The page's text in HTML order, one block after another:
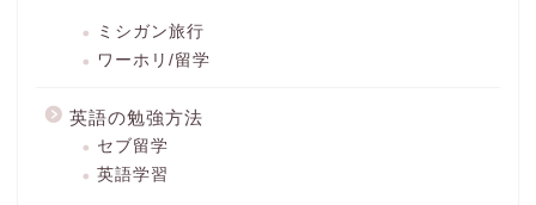
ミシガン旅行
ワーホリ/留学
英語の勉強方法
セブ留学
英語学習